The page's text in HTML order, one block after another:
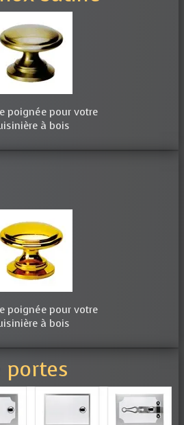
poignée pour votre
à bois
poignée pour votre
à bois
portes